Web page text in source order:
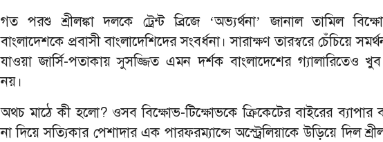
গত পরশু শ্রীলঙ্কা দলকে ট্রেন্ট ব্রিজে ‘অভ্যর্থনা’ জানাল তামিল
বাংলাদেশকে প্রবাসী বাংলাদেশিদের সংবর্ধনা। সারাক্ষণ তারস্বরে চেঁচিয়ে
যাওয়া জার্সি-পতাকায় সুসজ্জিত এমন দর্শক বাংলাদেশের গ্যালারিতেও
নয়।
অথচ মাঠে কী হলো? ওসব বিক্ষোভ-টিক্ষোভকে ক্রিকেটের বাইরের ব্যাপার
না দিয়ে সত্যিকার পেশাদার এক পারফরম্যান্সে অস্ট্রেলিয়াকে উড়িয়ে দিল